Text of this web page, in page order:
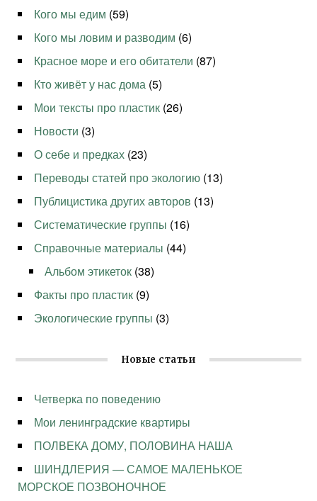
Кого мы едим (59)
Кого мы ловим и разводим (6)
Красное море и его обитатели (87)
Кто живёт у нас дома (5)
Мои тексты про пластик (26)
Новости (3)
О себе и предках (23)
Переводы статей про экологию (13)
Публицистика других авторов (13)
Систематические группы (16)
Справочные материалы (44)
Альбом этикеток (38)
Факты про пластик (9)
Экологические группы (3)
Новые статьи
Четверка по поведению
Мои ленинградские квартиры
ПОЛВЕКА ДОМУ, ПОЛОВИНА НАША
ШИНДЛЕРИЯ — САМОЕ МАЛЕНЬКОЕ
МОРСКОЕ ПОЗВОНОЧНОЕ